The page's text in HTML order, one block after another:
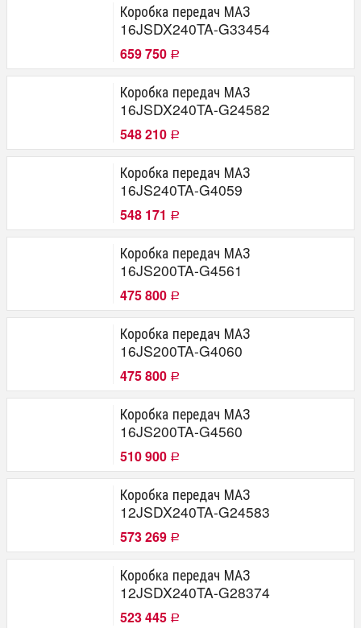
Коробка передач МАЗ
16JSDX240TA-G33454
659 750 Р
Коробка передач МАЗ
16JSDX240TA-G24582
548 210 Р
Коробка передач МАЗ
16JS240TA-G4059
548 171 Р
Коробка передач МАЗ
16JS200TA-G4561
475 800 Р
Коробка передач МАЗ
16JS200TA-G4060
475 800 Р
Коробка передач МАЗ
16JS200TA-G4560
510 900 Р
Коробка передач МАЗ
12JSDX240TA-G24583
573 269 Р
Коробка передач МАЗ
12JSDX240TA-G28374
523 445 Р